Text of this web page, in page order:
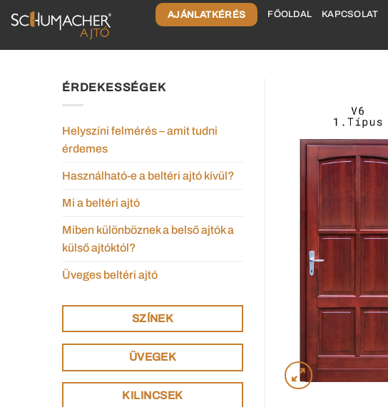
AJÁNLATKÉRÉS FŐOLDAL KAPCSOLAT
ÉRDEKESSÉGEK
Helyszíni felmérés – amit tudni
érdemes
Használható-e a beltéri ajtó kívül?
Mi a beltéri ajtó
Miben különböznek a belső ajtók a
külső ajtóktól?
Üveges beltéri ajtó
SZÍNEK
ÜVEGEK
KILINCSEK